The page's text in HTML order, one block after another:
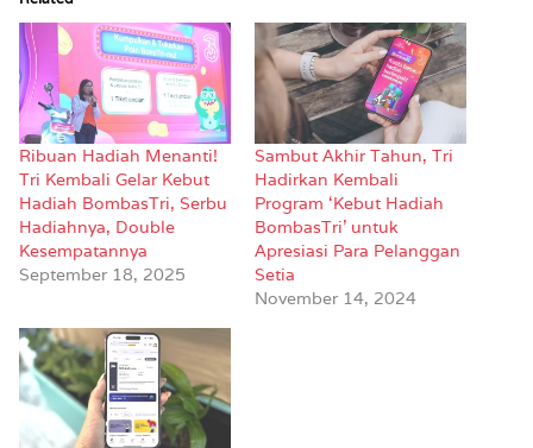
Ribuan Hadiah Menanti!
Tri Kembali Gelar Kebut
Hadiah BombasTri, Serbu
Hadiahnya, Double
Kesempatannya
September 18, 2025
Sambut Akhir Tahun, Tri
Hadirkan Kembali
Program ‘Kebut Hadiah
BombasTri’ untuk
Apresiasi Para Pelanggan
Setia
November 14, 2024